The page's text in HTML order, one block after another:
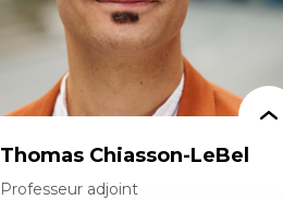
Thomas Chiasson-LeBel
Professeur adjoint